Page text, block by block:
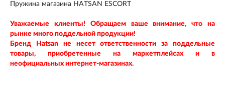
Пружина магазина HATSAN ESCORT
Уважаемые клиенты! Обращаем ваше внимание, что на
рынке много поддельной продукции!
Бренд Hatsan
не несет ответственности за поддельные
товары, приобретенные на маркетплейсах и в
неофициальных интернет-магазинах.